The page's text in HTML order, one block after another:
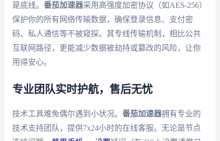
是底线。 番茄加速器采用高强度加密协议（如AES-256）
保护你的所有网络传输数据，确保登录信息、支付密
码、私人通信等不被窥探。其专线传输机制，相比公共
互联网路径，更能减少数据被劫持或篡改的风险，让你
用得安心。
专业团队实时护航，售后无忧
技术工具难免偶尔遇到小状况。 番茄加速器拥有专业的
技术支持团队，提供7x24小时的在线客服。无论是节点